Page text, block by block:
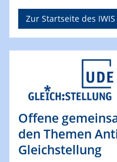
Zur Startseite des IWIS
Offene
den Themen
Gleichstellung